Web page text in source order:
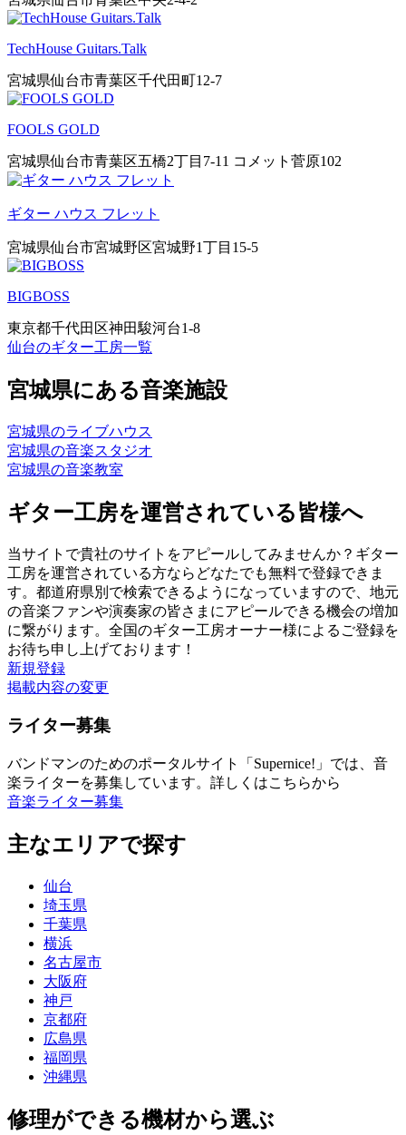
TechHouse Guitars.Talk
宮城県仙台市青葉区千代田町12-7
FOOLS GOLD
宮城県仙台市青葉区五橋2丁目7-11 コメット菅原102
ギター ハウス フレット
宮城県仙台市宮城野区宮城野1丁目15-5
BIGBOSS
東京都千代田区神田駿河台1-8
仙台のギター工房一覧
宮城県にある音楽施設
宮城県のライブハウス
宮城県の音楽スタジオ
宮城県の音楽教室
ギター工房を運営されている皆様へ
当サイトで貴社のサイトをアピールしてみませんか？ギター
工房を運営されている方ならどなたでも無料で登録できま
す。都道府県別で検索できるようになっていますので、地元
の音楽ファンや演奏家の皆さまにアピールできる機会の増加
に繋がります。全国のギター工房オーナー様によるご登録を
お待ち申し上げております！
新規登録
掲載内容の変更
ライター募集
バンドマンのためのポータルサイト「Supernice!」では、音
楽ライターを募集しています。詳しくはこちらから
音楽ライター募集
主なエリアで探す
仙台
埼玉県
千葉県
横浜
名古屋市
大阪府
神戸
京都府
広島県
福岡県
沖縄県
修理ができる機材から選ぶ